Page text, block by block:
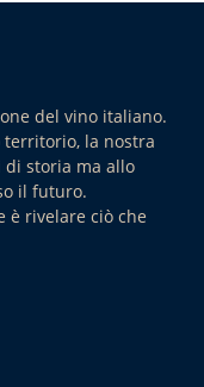
del vino italiano.
territorio, la nostra
storia ma allo
il futuro.
è rivelare ciò che